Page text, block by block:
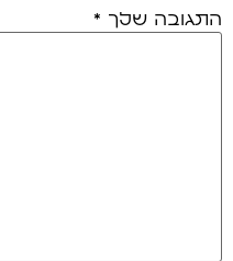
התגובה שלך *